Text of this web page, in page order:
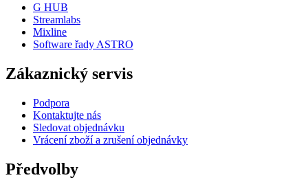
G HUB
Streamlabs
Mixline
Software řady ASTRO
Zákaznický servis
Podpora
Kontaktujte nás
Sledovat objednávku
Vrácení zboží a zrušení objednávky
Předvolby